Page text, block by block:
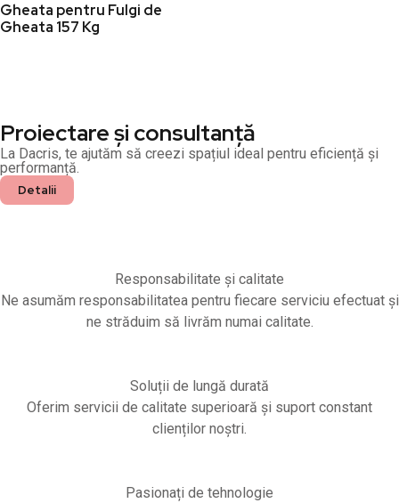
Gheata pentru Fulgi de
Gheata 157 Kg
Proiectare și consultanță
La Dacris, te ajutăm să creezi spațiul ideal pentru eficiență și
performanță.
Detalii
Responsabilitate și calitate
Ne asumăm responsabilitatea pentru fiecare serviciu efectuat și
ne străduim să livrăm numai calitate.
Soluții de lungă durată
Oferim servicii de calitate superioară și suport constant
clienților noștri.
Pasionați de tehnologie